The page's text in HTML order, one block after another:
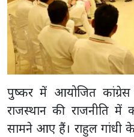
पुष्कर में आयोजित
राजस्थान की राजनीति
सामने आए हैं। राहुल गांधी